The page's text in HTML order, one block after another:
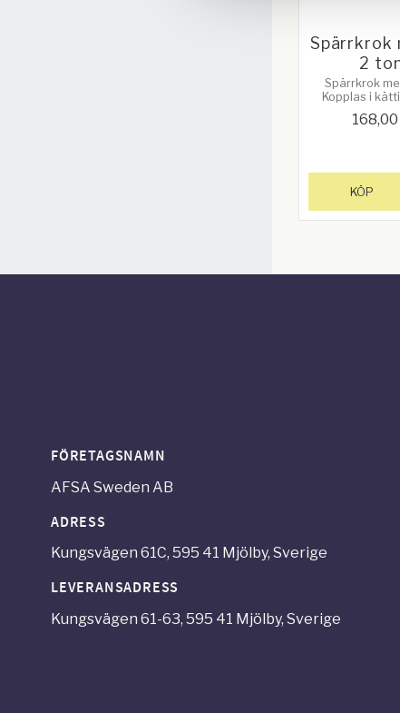
Spärrkrok
2
Spärrkrok
Kopplas i
ton. 168,00
KÖP
FÖRETAGSNAMN
AFSA Sweden AB
ADRESS
Kungsvägen 61C, 595 41 Mjölby, Sverige
LEVERANSADRESS
Kungsvägen 61-63, 595 41 Mjölby, Sverige